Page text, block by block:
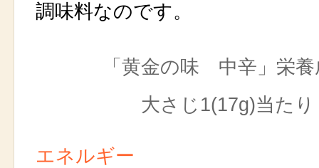
調味料なのです。
「黄金の味 中辛」栄養
大さじ1(17g)当たり
エネルギー